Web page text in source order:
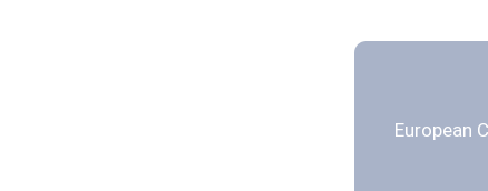
European